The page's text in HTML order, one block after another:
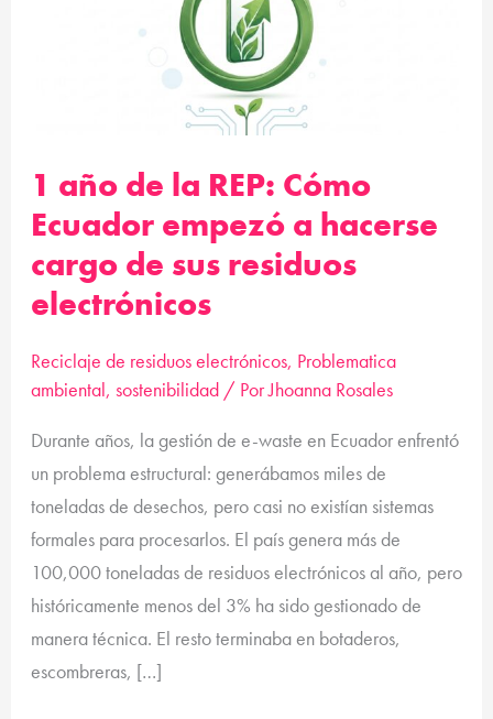
1 año de la REP: Cómo
Ecuador empezó a hacerse
cargo de sus residuos
electrónicos
Reciclaje de residuos electrónicos, Problematica
ambiental, sostenibilidad/ PorJhoanna Rosales
Durante años, la gestión de e-waste en Ecuador enfrentó
un problema estructural: generábamos miles de
toneladas de desechos, pero casi no existían sistemas
formales para procesarlos. El país genera más de
100,000 toneladas de residuos electrónicos al año, pero
históricamente menos del 3% ha sido gestionado de
manera técnica. El resto terminaba en botaderos,
escombreras, […]
a
hacerse
de
sus
electrónicos